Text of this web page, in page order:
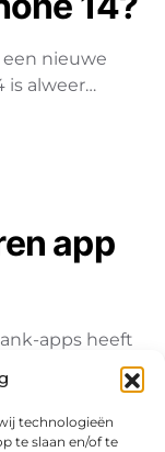
technologieën
te slaan en/of te
een nieuwe
is alweer…
app
apps heeft